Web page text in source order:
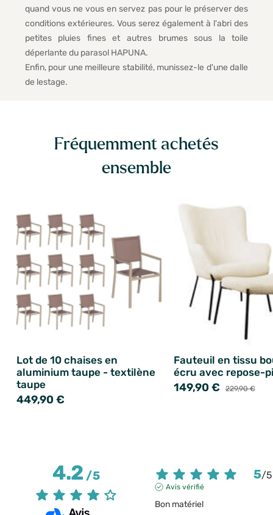
quand vous ne vous en servez pas pour le préserver des
conditions extérieures. Vous serez également à l'abri des
petites pluies fines et autres brumes sous la toile
déperlante du parasol HAPUNA.
Enfin, pour une meilleure stabilité, munissez-le d'une dalle
de lestage.
Fréquemment achetés
ensemble
Lot de 10 chaises en
aluminium taupe - textilène
taupe
449,90 €
Fauteuil en tissu
écru avec repose-
149,90 € 229,90 €
4.2/5 5/5
Avis vérifié
Bon matériel